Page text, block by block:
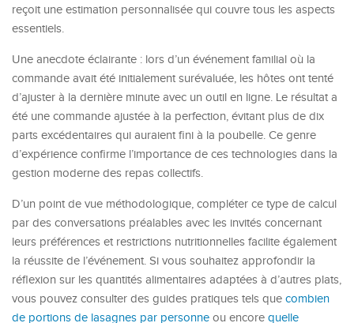
reçoit une estimation personnalisée qui couvre tous les aspects
essentiels.
Une anecdote éclairante : lors d’un événement familial où la
commande avait été initialement surévaluée, les hôtes ont tenté
d’ajuster à la dernière minute avec un outil en ligne. Le résultat a
été une commande ajustée à la perfection, évitant plus de dix
parts excédentaires qui auraient fini à la poubelle. Ce genre
d’expérience confirme l’importance de ces technologies dans la
gestion moderne des repas collectifs.
D’un point de vue méthodologique, compléter ce type de calcul
par des conversations préalables avec les invités concernant
leurs préférences et restrictions nutritionnelles facilite également
la réussite de l’événement. Si vous souhaitez approfondir la
réflexion sur les quantités alimentaires adaptées à d’autres plats,
vous pouvez consulter des guides pratiques tels que combien
de portions de lasagnes par personne ou encore quelle